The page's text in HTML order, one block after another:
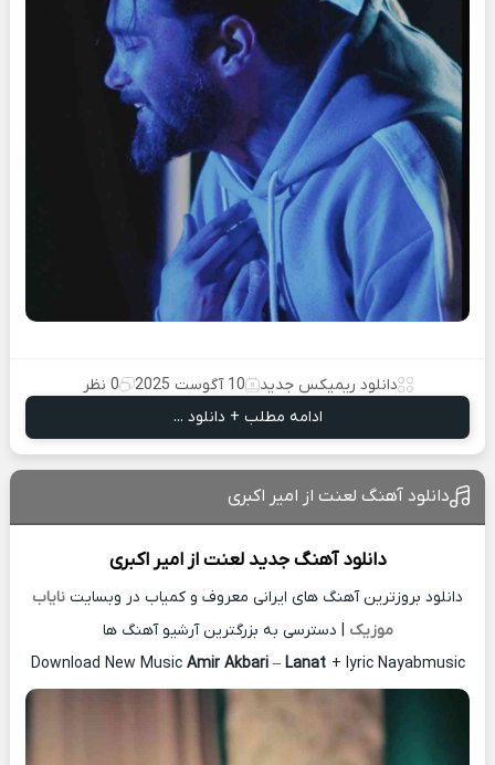
دانلود ریمیکس جدید 10 آگوست 2025
0 نظر
ادامه مطلب + دانلود ...
دانلود آهنگ لعنت از امیر اکبری
دانلود آهنگ جدید لعنت ازامیر اکبری
دانلود بروزترین آهنگ های ایرانی معروف و کمیاب در وبسایت نایاب
موزیک | دسترسی به بزرگترین آرشیو آهنگ ها
Download New Music Amir Akbari– Lanat + lyric Nayabmusic